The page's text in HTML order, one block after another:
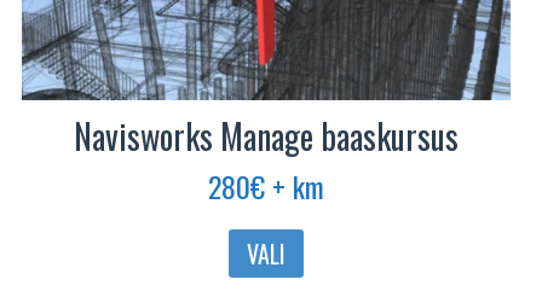
Navisworks Manage baaskursus
280€+ km
VALI
Sellel